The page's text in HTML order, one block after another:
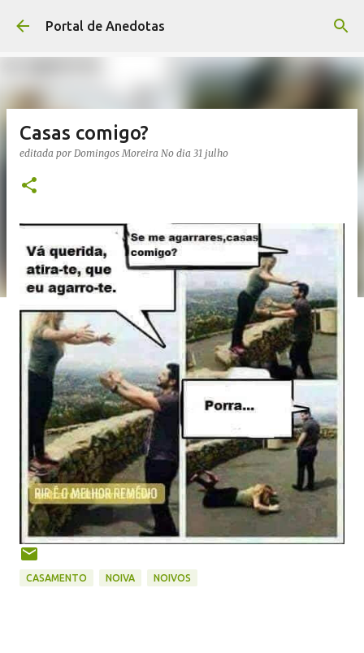
Avançar para o conteúdo principal
Portal de Anedotas
Casas comigo?
editada por Domingos Moreira No dia 31 julho
CASAMENTO NOIVA NOIVOS